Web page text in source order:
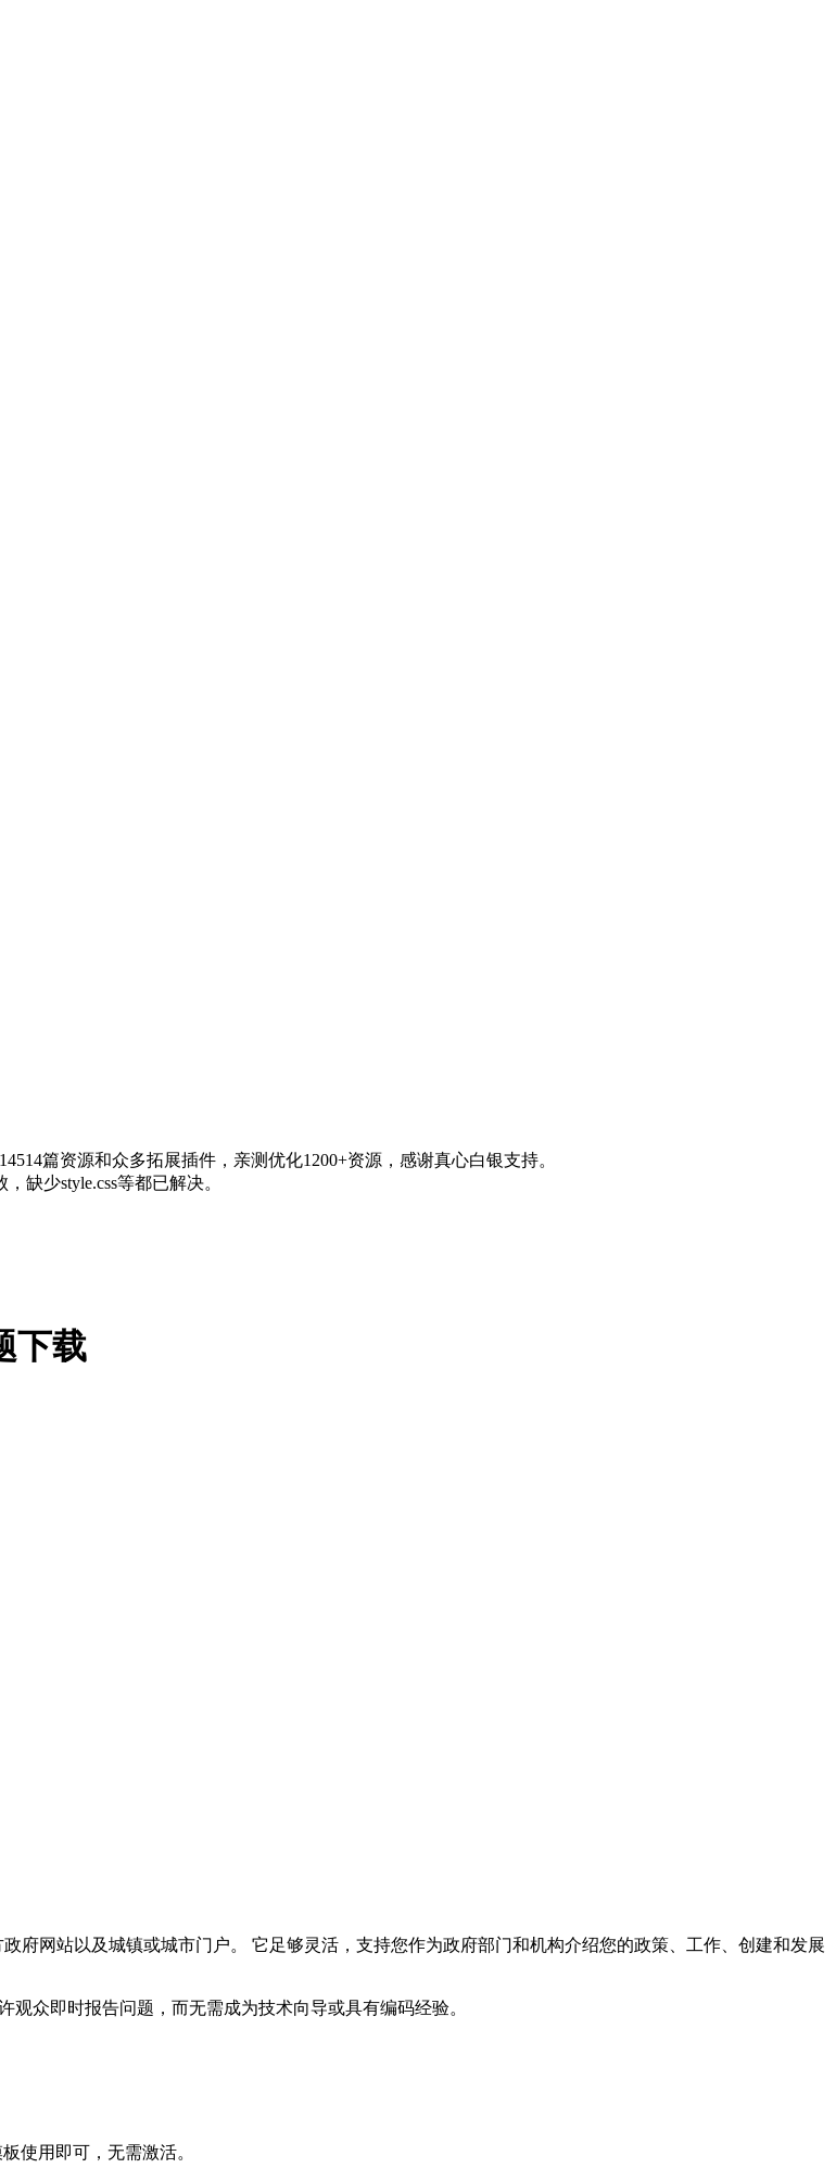
篇资源和众多拓展插件，亲测优化1200+资源，感谢真心白银支持。
缺少style.css等都已解决。
下载
府网站以及城镇或城市门户。 它足够灵活，支持您作为政府部门和机构介绍您的政策、工作、创建和发展
众即时报告问题，而无需成为技术向导或具有编码经验。
使用即可，无需激活。